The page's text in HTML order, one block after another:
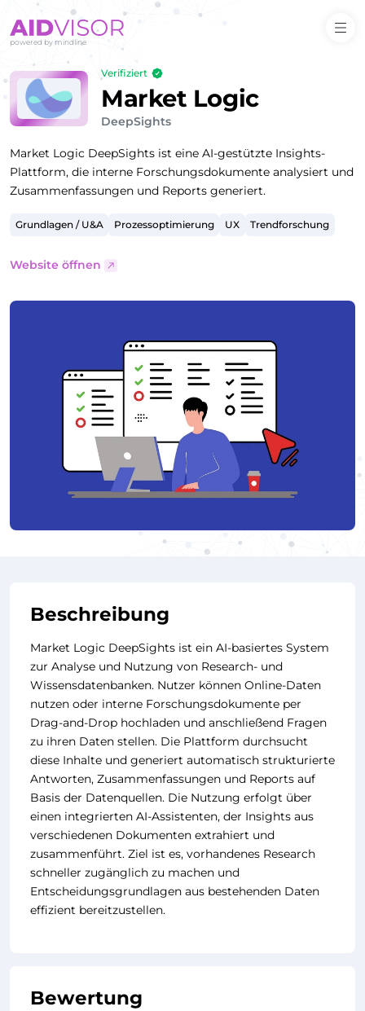
Verifiziert
Market Logic
DeepSights
Market Logic DeepSights ist eine AI-gestützte Insights-
Plattform, die interne Forschungsdokumente analysiert und
Zusammenfassungen und Reports generiert.
Grundlagen / U&A Prozessoptimierung UX Trendforschung
Website öffnen
Beschreibung
Market Logic DeepSights ist ein AI-basiertes System
zur Analyse und Nutzung von Research- und
Wissensdatenbanken. Nutzer können Online-Daten
nutzen oder interne Forschungsdokumente per
Drag-and-Drop hochladen und anschließend Fragen
zu ihren Daten stellen. Die Plattform durchsucht
diese Inhalte und generiert automatisch strukturierte
Antworten, Zusammenfassungen und Reports auf
Basis der Datenquellen. Die Nutzung erfolgt über
einen integrierten AI-Assistenten, der Insights aus
verschiedenen Dokumenten extrahiert und
zusammenführt. Ziel ist es, vorhandenes Research
schneller zugänglich zu machen und
Entscheidungsgrundlagen aus bestehenden Daten
effizient bereitzustellen.
Bewertung